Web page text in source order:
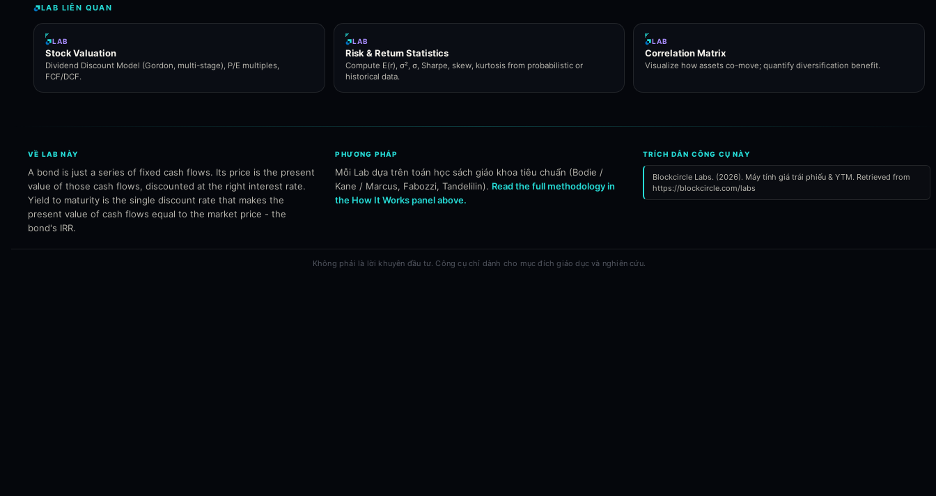
LAB LIÊN QUAN
LAB
Stock Valuation
Dividend Discount Model (Gordon, multi-stage), P/E multiples,
FCF/DCF.
LAB
Risk & Return Statistics
Compute E(r), σ², σ, Sharpe, skew, kurtosis from probabilistic or
historical data.
LAB
Correlation Matrix
Visualize how assets co-move; quantify diversification benefit.
VỀ LAB NÀY
A bond is just a series of fixed cash flows. Its price is the present
value of those cash flows, discounted at the right interest rate.
Yield to maturity is the single discount rate that makes the
present value of cash flows equal to the market price - the
bond's IRR.
PHƯƠNG PHÁP
Mỗi Lab dựa trên toán học sách giáo khoa tiêu chuẩn (Bodie /
Kane / Marcus, Fabozzi, Tandelilin). Read the full methodology in
the How It Works panel above.
TRÍCH DẪN CÔNG CỤ NÀY
Blockcircle Labs. (2026). Máy tính giá trái phiếu & YTM. Retrieved from
https://blockcircle.com/labs
Không phải là lời khuyên đầu tư. Công cụ chỉ dành cho mục đích giáo dục và nghiên cứu.